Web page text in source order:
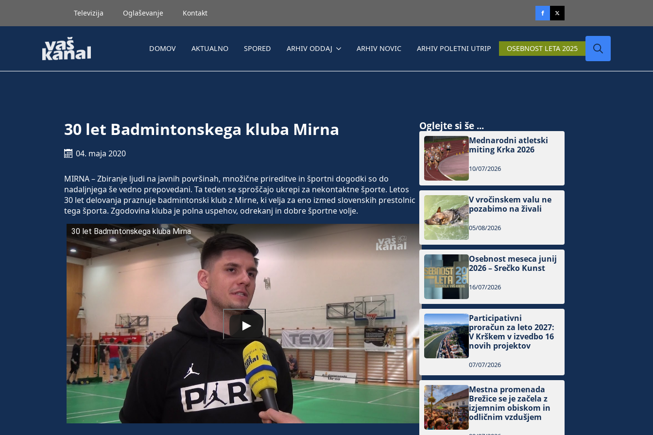
Televizija Oglaševanje Kontakt
DOMOV AKTUALNO SPORED ARHIV ODDAJ ARHIV NOVIC ARHIV POLETNI UTRIP OSEBNOST LETA 2025
30 let Badmintonskega kluba Mirna
04. maja 2020
MIRNA – Zbiranje ljudi na javnih površinah, množične prireditve in športni dogodki so do
nadaljnjega še vedno prepovedani. Ta teden se sproščajo ukrepi za nekontaktne športe. Letos
30 let delovanja praznuje badmintonski klub z Mirne, ki velja za eno izmed slovenskih prestolnic
tega športa. Zgodovina kluba je polna uspehov, odrekanj in dobre športne volje.
30 let Badmintonskega kluba Mirna
Oglejte si še ...
Mednarodni atletski
miting Krka 2026
10/07/2026
V vročinskem valu ne
pozabimo na živali
05/08/2026
Osebnost meseca junij
2026 – Srečko Kunst
16/07/2026
Participativni
proračun za leto 2027:
V Krškem v izvedbo 16
novih projektov
07/07/2026
Mestna promenada
Brežice se je začela z
izjemnim obiskom in
odličnim vzdušjem